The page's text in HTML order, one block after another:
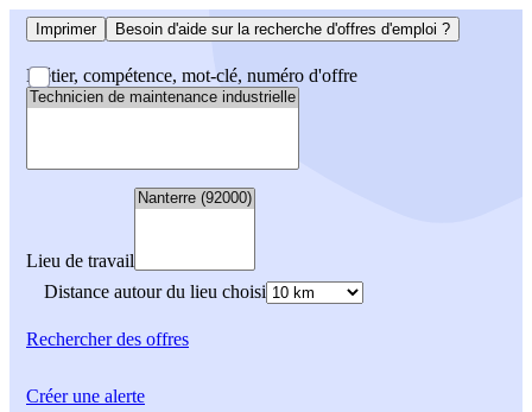
Imprimer Besoin d'aide sur la recherche d'offres d'emploi ?
Métier, compétence, mot-clé, numéro d'offre
Lieu de travail
Distance autour du lieu choisi
Rechercherdes offres
Créer une alerte